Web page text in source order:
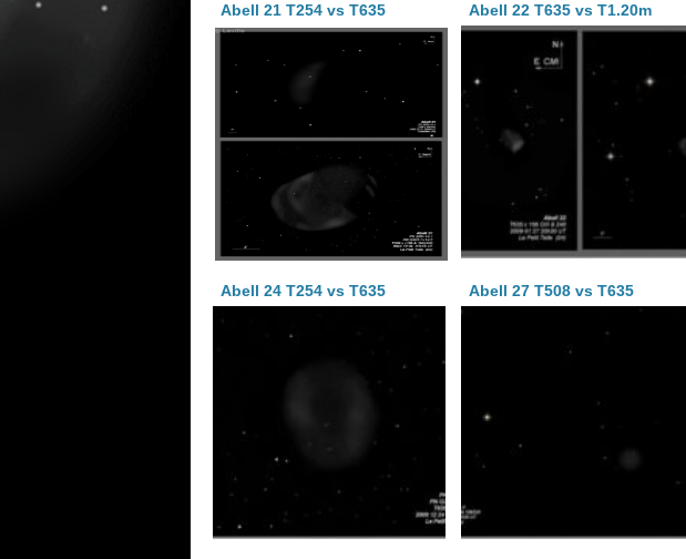
Abell 21 T254 vs T635 Abell 22 T635 vs T1.20m
Abell 24 T254 vs T635 Abell 27 T508 vs T635